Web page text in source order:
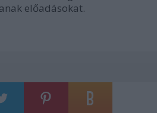
előadásokat.